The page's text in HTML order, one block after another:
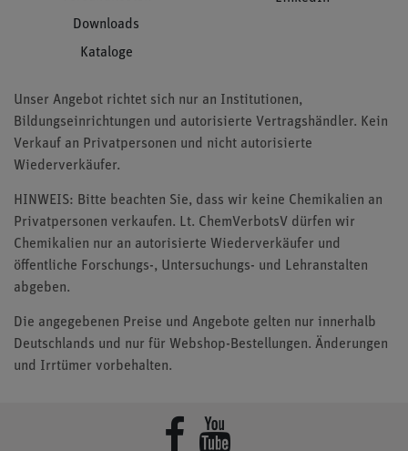
Downloads
Kataloge
Unser Angebot richtet sich nur an Institutionen,
Bildungseinrichtungen und autorisierte Vertragshändler. Kein
Verkauf an Privatpersonen und nicht autorisierte
Wiederverkäufer.
HINWEIS: Bitte beachten Sie, dass wir keine Chemikalien an
Privatpersonen verkaufen. Lt. ChemVerbotsV dürfen wir
Chemikalien nur an autorisierte Wiederverkäufer und
öffentliche Forschungs-, Untersuchungs- und Lehranstalten
abgeben.
Die angegebenen Preise und Angebote gelten nur innerhalb
Deutschlands und nur für Webshop-Bestellungen. Änderungen
und Irrtümer vorbehalten.